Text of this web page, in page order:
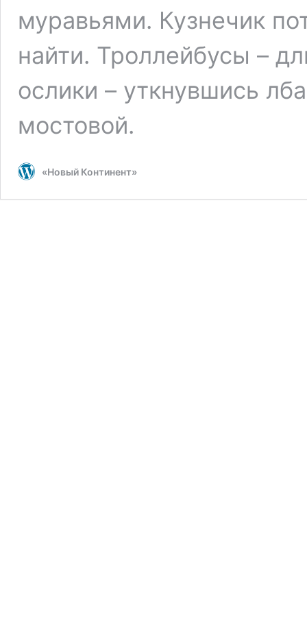
муравьями. Кузнечик
найти. Троллейбусы –
ослики – уткнувшись
мостовой.
«Новый Континент»